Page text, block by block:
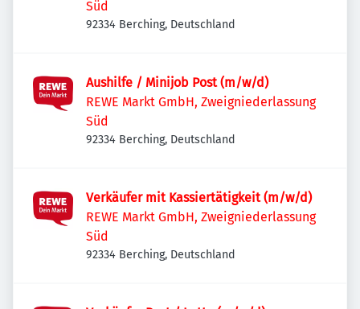
Süd
92334 Berching, Deutschland
Aushilfe / Minijob Post (m/w/d)
REWE Markt GmbH, Zweigniederlassung
Süd
92334 Berching, Deutschland
Verkäufer mit Kassiertätigkeit (m/w/d)
REWE Markt GmbH, Zweigniederlassung
Süd
92334 Berching, Deutschland